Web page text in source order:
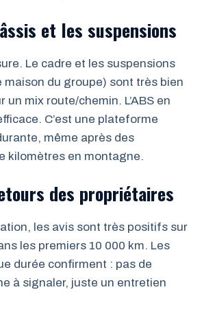
et les suspensions
Le cadre et les suspensions
maison du groupe) sont très bien
un mix route/chemin. L’ABS en
C’est une plateforme
même après des
kilomètres en montagne.
des propriétaires
les avis sont très positifs sur
les premiers 10 000 km. Les
durée confirment : pas de
à signaler, juste un entretien